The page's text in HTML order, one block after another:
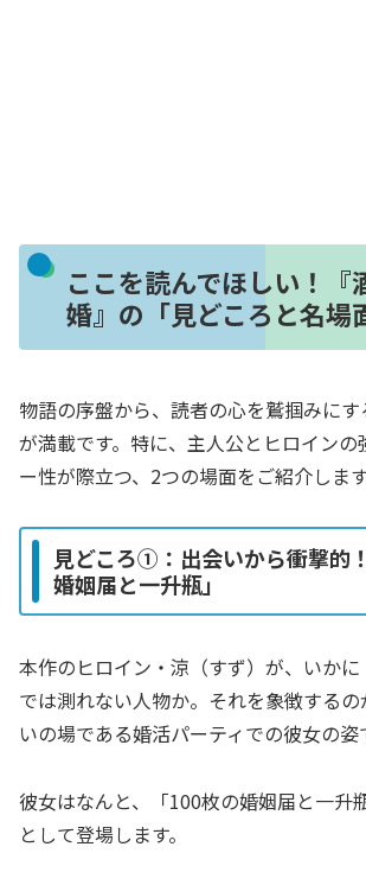
ここを読んでほしい！『
婚』の「見どころと名場
物語の序盤から、読者の心を鷲掴みに
が満載です。特に、主人公とヒロインの
ー性が際立つ、2つの場面をご紹介します
見どころ①：出会いから衝撃的
婚姻届と一升瓶」
本作のヒロイン・涼（すず）が、いか
では測れない人物か。それを象徴する
いの場である婚活パーティでの彼女の姿
彼女はなんと、「100枚の婚姻届と一升
として登場します。